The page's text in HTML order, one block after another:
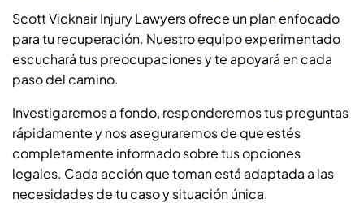
Scott Vicknair Injury Lawyers ofrece un plan enfocado
para tu recuperación. Nuestro equipo experimentado
escuchará tus preocupaciones y te apoyará en cada
paso del camino.
Investigaremos a fondo, responderemos tus preguntas
rápidamente y nos aseguraremos de que estés
completamente informado sobre tus opciones
legales. Cada acción que toman está adaptada a las
necesidades de tu caso y situación única.